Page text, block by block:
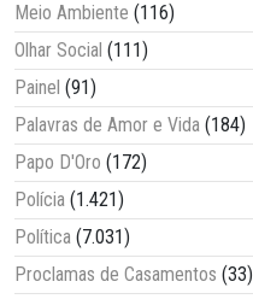
Meio Ambiente (116)
Olhar Social (111)
Painel (91)
Palavras de Amor e Vida (184)
Papo D'Oro (172)
Polícia (1.421)
Política (7.031)
Proclamas de Casamentos (33)